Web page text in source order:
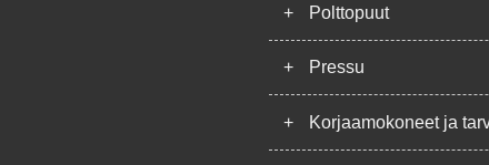
+ Polttopuut
+ Pressu
+ Korjaamokoneet ja